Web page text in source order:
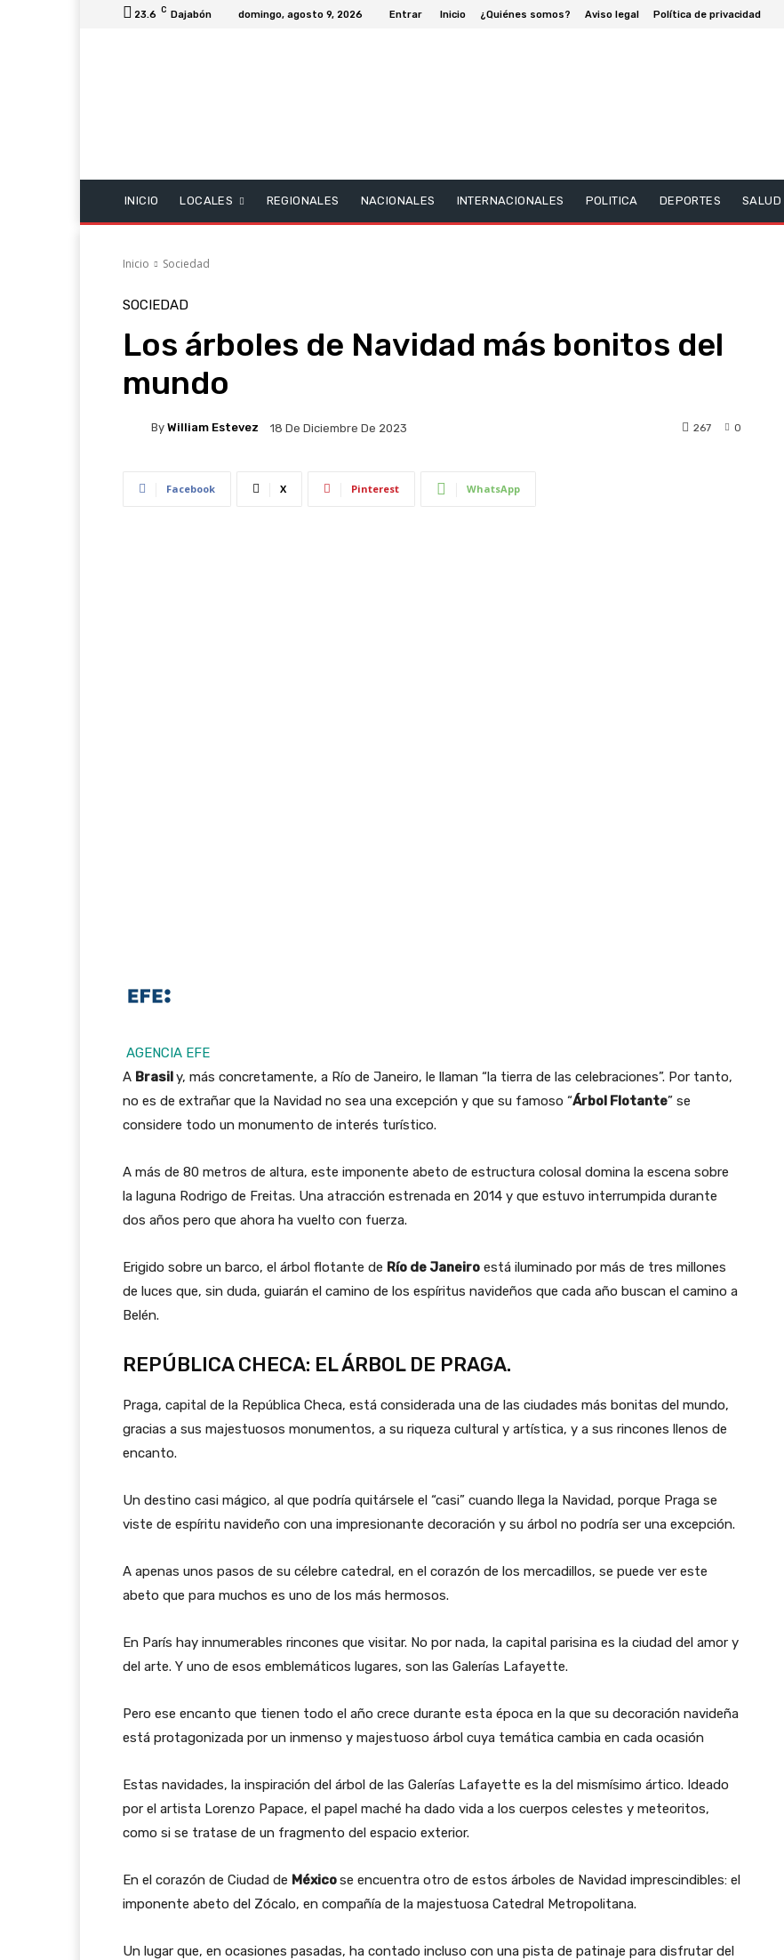
23.6 C Dajabón domingo, agosto 9, 2026 Entrar Inicio ¿Quiénes somos? Aviso legal Política de privacidad
INICIO LOCALES REGIONALES NACIONALES INTERNACIONALES POLITICA DEPORTES SALUD
Inicio Sociedad
SOCIEDAD
Los árboles de Navidad más bonitos del
mundo
By William Estevez 18 De Diciembre De 2023 0
267
Facebook X Pinterest WhatsApp
AGENCIA EFE
A Brasily, más concretamente, a Río de Janeiro, le llaman “la tierra de las celebraciones”. Por tanto,
no es de extrañar que la Navidad no sea una excepción y que su famoso “Árbol Flotante” se
considere todo un monumento de interés turístico.
A más de 80 metros de altura, este imponente abeto de estructura colosal domina la escena sobre
la laguna Rodrigo de Freitas. Una atracción estrenada en 2014 y que estuvo interrumpida durante
dos años pero que ahora ha vuelto con fuerza.
Erigido sobre un barco, el árbol flotante de Río de Janeiro está iluminado por más de tres millones
de luces que, sin duda, guiarán el camino de los espíritus navideños que cada año buscan el camino a
Belén.
REPÚBLICA CHECA: EL ÁRBOL DE PRAGA.
Praga, capital de la República Checa, está considerada una de las ciudades más bonitas del mundo,
gracias a sus majestuosos monumentos, a su riqueza cultural y artística, y a sus rincones llenos de
encanto.
Un destino casi mágico, al que podría quitársele el “casi” cuando llega la Navidad, porque Praga se
viste de espíritu navideño con una impresionante decoración y su árbol no podría ser una excepción.
A apenas unos pasos de su célebre catedral, en el corazón de los mercadillos, se puede ver este
abeto que para muchos es uno de los más hermosos.
En París hay innumerables rincones que visitar. No por nada, la capital parisina es la ciudad del amor y
del arte. Y uno de esos emblemáticos lugares, son las Galerías Lafayette.
Pero ese encanto que tienen todo el año crece durante esta época en la que su decoración navideña
está protagonizada por un inmenso y majestuoso árbol cuya temática cambia en cada ocasión
Estas navidades, la inspiración del árbol de las Galerías Lafayette es la del mismísimo ártico. Ideado
por el artista Lorenzo Papace, el papel maché ha dado vida a los cuerpos celestes y meteoritos,
como si se tratase de un fragmento del espacio exterior.
En el corazón de Ciudad de Méxicose encuentra otro de estos árboles de Navidad imprescindibles: el
imponente abeto del Zócalo, en compañía de la majestuosa Catedral Metropolitana.
Un lugar que, en ocasiones pasadas, ha contado incluso con una pista de patinaje para disfrutar del